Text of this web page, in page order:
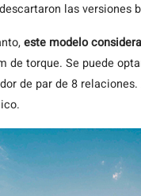
las versiones
este modelo
de torque. Se puede
de par de 8